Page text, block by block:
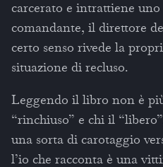
carcerato e intrattiene
comandante, il direttore
certo senso rivede la
situazione di recluso.
Leggendo il libro non è
“rinchiuso” e chi il
una sorta di carotaggio
l’io che racconta è una